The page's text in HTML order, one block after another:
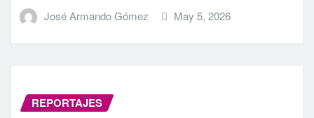
José Armando Gómez May 5, 2026
REPORTAJES